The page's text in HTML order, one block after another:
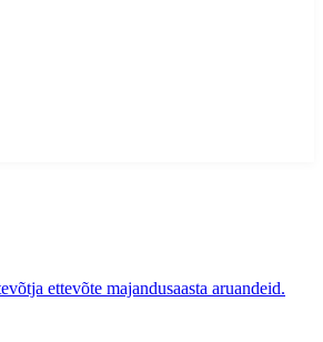
ettevõte majandusaasta aruandeid.